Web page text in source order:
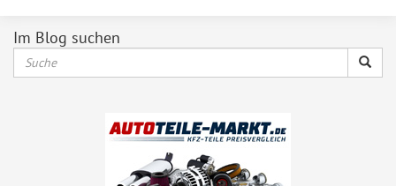
Im Blog suchen
Suche